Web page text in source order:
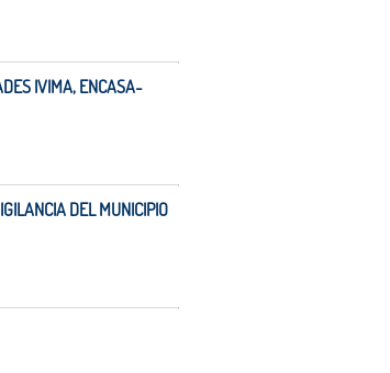
IVIMA, ENCASA-
DEL MUNICIPIO